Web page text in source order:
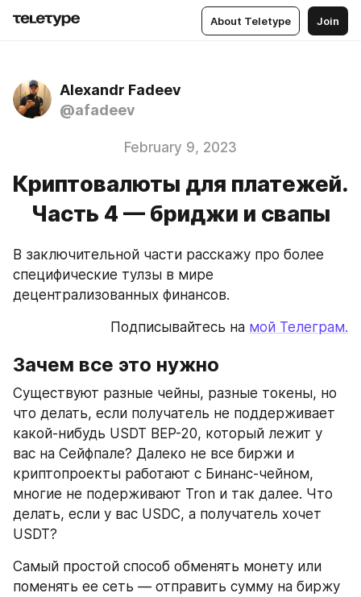
About Teletype Join
Alexandr Fadeev
@afadeev
February 9, 2023
Криптовалюты для платежей.
Часть 4 — бриджи и свапы
В заключительной части расскажу про более
специфические тулзы в мире
децентрализованных финансов.
Подписывайтесь на мой Телеграм.
Зачем все это нужно
Существуют разные чейны, разные токены, но
что делать, если получатель не поддерживает
какой-нибудь USDT BEP-20, который лежит у
вас на Сейфпале? Далеко не все биржи и
криптопроекты работают с Бинанс-чейном,
многие не подерживают Tron и так далее. Что
делать, если у вас USDC, а получатель хочет
USDT?
Самый простой способ обменять монету или
поменять ее сеть — отправить сумму на биржу